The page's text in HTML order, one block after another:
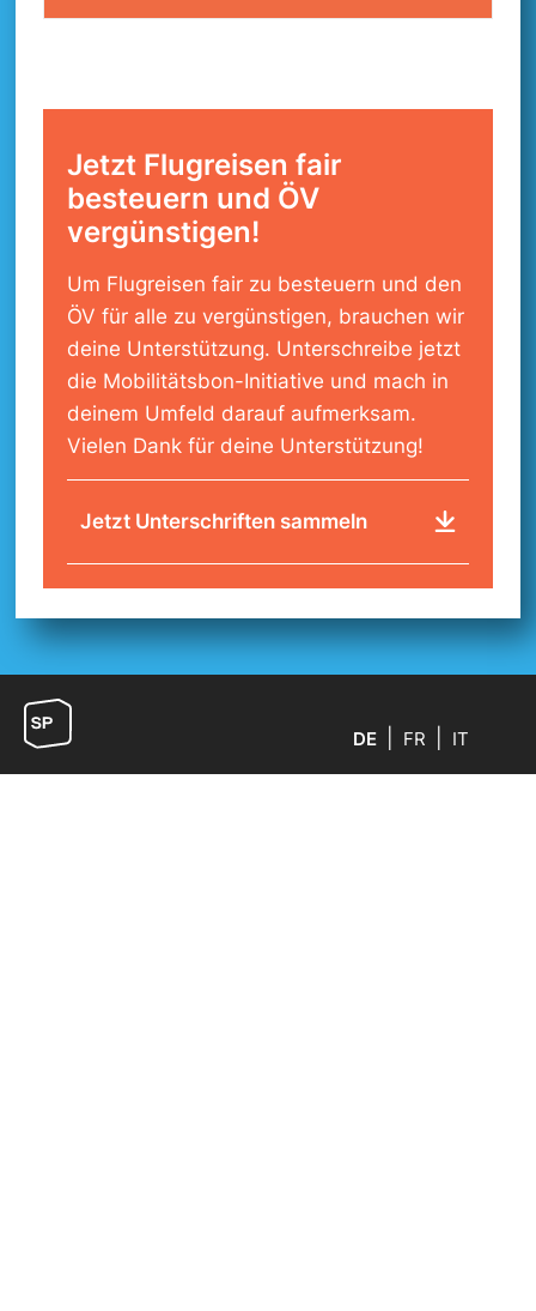
Jetzt Flugreisen fair
besteuern und ÖV
vergünstigen!
Um Flugreisen fair zu besteuern und den
ÖV für alle zu vergünstigen, brauchen wir
deine Unterstützung. Unterschreibe jetzt
die Mobilitätsbon-Initiative und mach in
deinem Umfeld darauf aufmerksam.
Vielen Dank für deine Unterstützung!
Jetzt Unterschriften sammeln
DE FR IT